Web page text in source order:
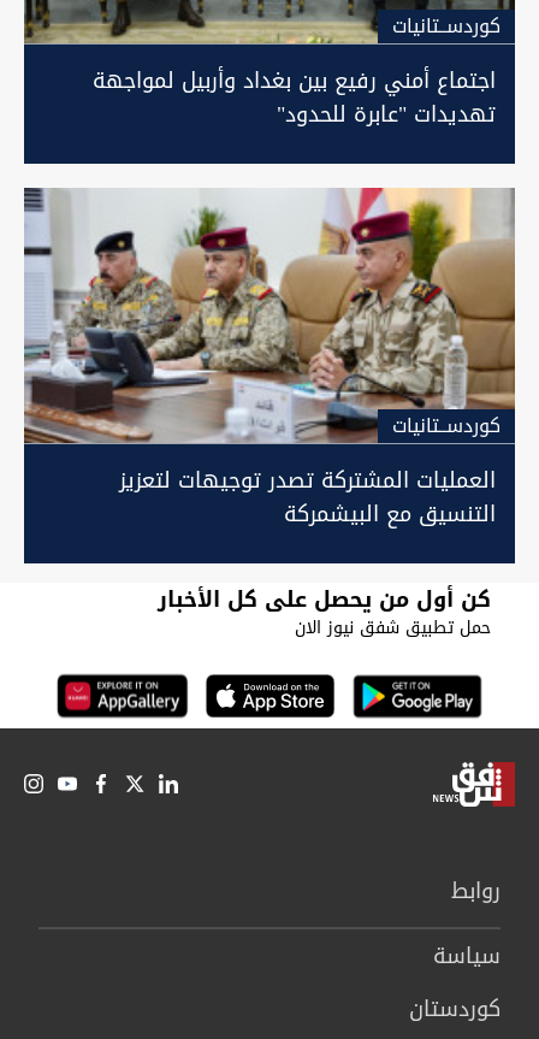
كوردســتانيات
اجتماع أمني رفيع بين بغداد وأربيل لمواجهة
تهديدات "عابرة للحدود"
كوردســتانيات
العمليات المشتركة تصدر توجيهات لتعزيز
التنسيق مع البيشمركة
كن أول من يحصل على كل الأخبار
حمل تطبيق شفق نيوز الان
روابط
سیاسة
كوردستان